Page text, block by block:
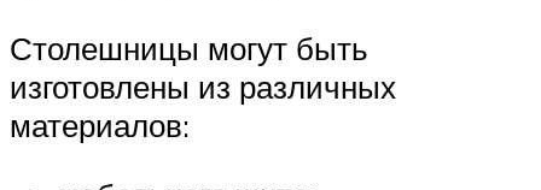
Столешницы могут быть
изготовлены из различных
материалов: